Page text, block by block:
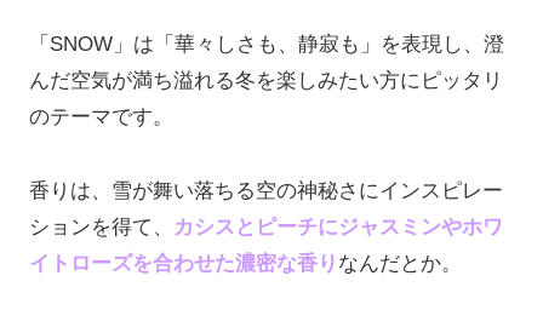
「SNOW」は「華々しさも、静寂も」を表現し、澄
んだ空気が満ち溢れる冬を楽しみたい方にピッタリ
のテーマです。
香りは、雪が舞い落ちる空の神秘さにインスピレー
ションを得て、
カシスとピーチにジャスミンやホワ
イトローズを合わせた濃密な香り なんだとか。